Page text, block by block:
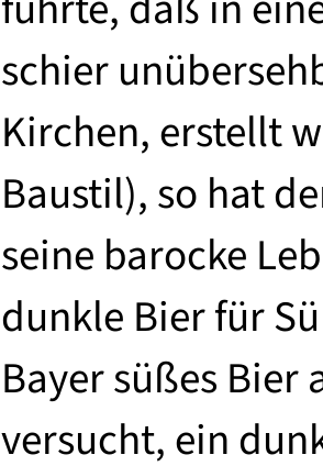
schier
Kirchen, erstellt
Baustil), so hat
seine barocke
dunkle Bier für
Bayer süßes
versucht, ein